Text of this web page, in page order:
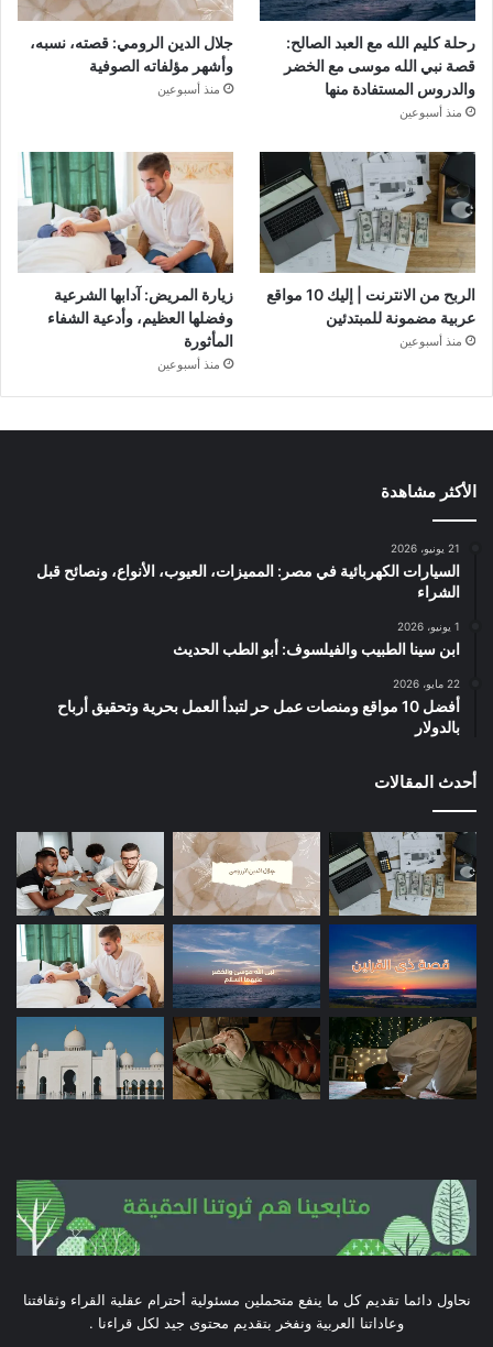
رحلة كليم الله مع العبد الصالح:
قصة نبي الله موسى مع الخضر
والدروس المستفادة منها
منذ أسبوعين
جلال الدين الرومي: قصته، نسبه،
وأشهر مؤلفاته الصوفية
منذ أسبوعين
الربح من الانترنت | إليك 10 مواقع
عربية مضمونة للمبتدئين
منذ أسبوعين
زيارة المريض: آدابها الشرعية
وفضلها العظيم، وأدعية الشفاء
المأثورة
منذ أسبوعين
الأكثر مشاهدة
21 يونيو، 2026
السيارات الكهربائية في مصر: المميزات، العيوب، الأنواع، ونصائح قبل
الشراء
1 يونيو، 2026
ابن سينا الطبيب والفيلسوف: أبو الطب الحديث
22 مايو، 2026
أفضل 10 مواقع ومنصات عمل حر لتبدأ العمل بحرية وتحقيق أرباح
بالدولار
أحدث المقالات
نحاول دائما تقديم كل ما ينفع متحملين مسئولية أحترام عقلية القراء وثقافتنا
وعاداتنا العربية ونفخر بتقديم محتوى جيد لكل قراءنا .